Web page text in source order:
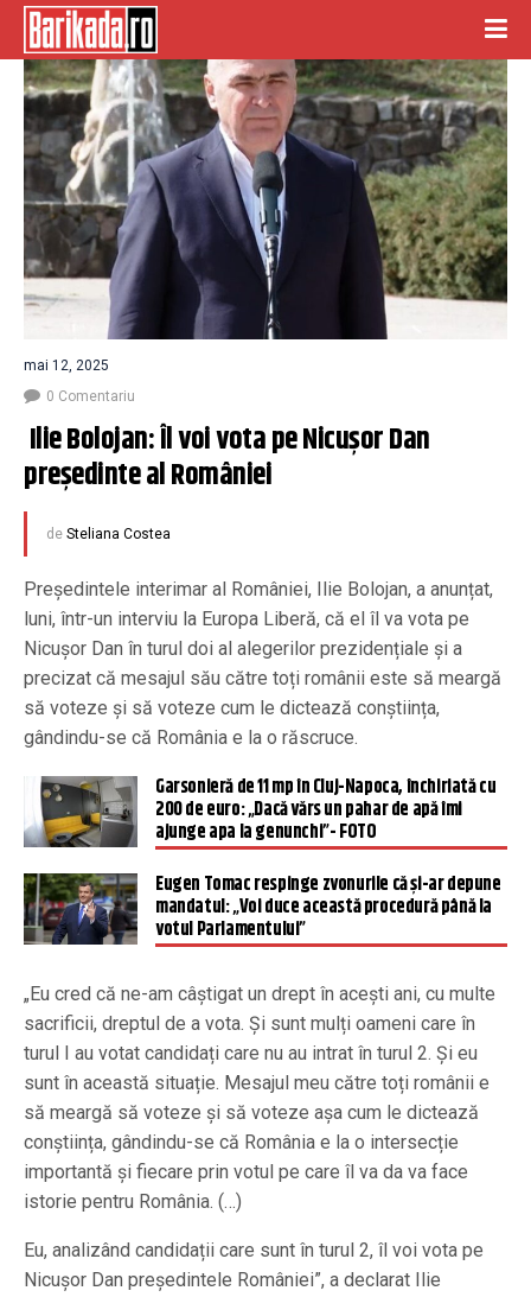
mai 12, 2025
0 Comentariu
Ilie Bolojan: Îl voi vota pe Nicușor Dan
președinte al României
de Steliana Costea
Președintele interimar al României, Ilie Bolojan, a anunțat,
luni, într-un interviu la Europa Liberă, că el îl va vota pe
Nicușor Dan în turul doi al alegerilor prezidențiale și a
precizat că mesajul său către toți românii este să meargă
să voteze și să voteze cum le dictează conștiința,
gândindu-se că România e la o răscruce.
Garsonieră de 11 mp în Cluj-Napoca, închiriată cu
200 de euro: „Dacă vărs un pahar de apă îmi
ajunge apa la genunchi”- FOTO
Eugen Tomac respinge zvonurile că și-ar depune
mandatul: „Voi duce această procedură până la
votul Parlamentului”
„Eu cred că ne-am câștigat un drept în acești ani, cu multe
sacrificii, dreptul de a vota. Și sunt mulți oameni care în
turul I au votat candidați care nu au intrat în turul 2. Și eu
sunt în această situație. Mesajul meu către toți românii e
să meargă să voteze și să voteze așa cum le dictează
conștiința, gândindu-se că România e la o intersecție
importantă și fiecare prin votul pe care îl va da va face
istorie pentru România. (…)
Eu, analizând candidații care sunt în turul 2, îl voi vota pe
Nicușor Dan președintele României”, a declarat Ilie